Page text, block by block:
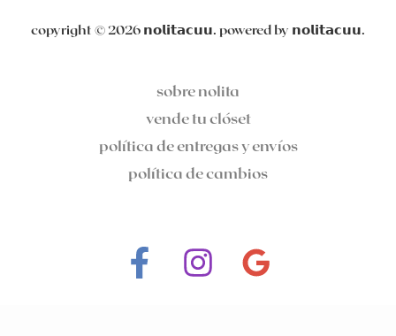
copyright © 2026 𝗻𝗼𝗹𝗶𝘁𝗮𝗰𝘂𝘂. powered by 𝗻𝗼𝗹𝗶𝘁𝗮𝗰𝘂𝘂.
sobre nolita
vende tu clóset
política de entregas y envíos
política de cambios